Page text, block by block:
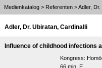
Medienkatalog > Referenten > Adler,
Adler, Dr. Ubiratan, Cardinalli
Influence of childhood infections
Kongress:
66 min, E